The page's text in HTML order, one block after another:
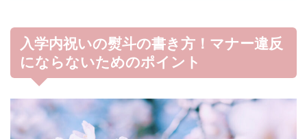
入学内祝いの熨斗の書き方！マナー違反
にならないためのポイント